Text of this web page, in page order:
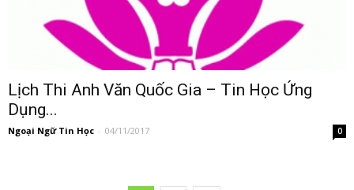
Lịch Thi Anh Văn Quốc Gia – Tin Học Ứng
Dụng...
Ngoại Ngữ Tin Học - 04/11/2017 0